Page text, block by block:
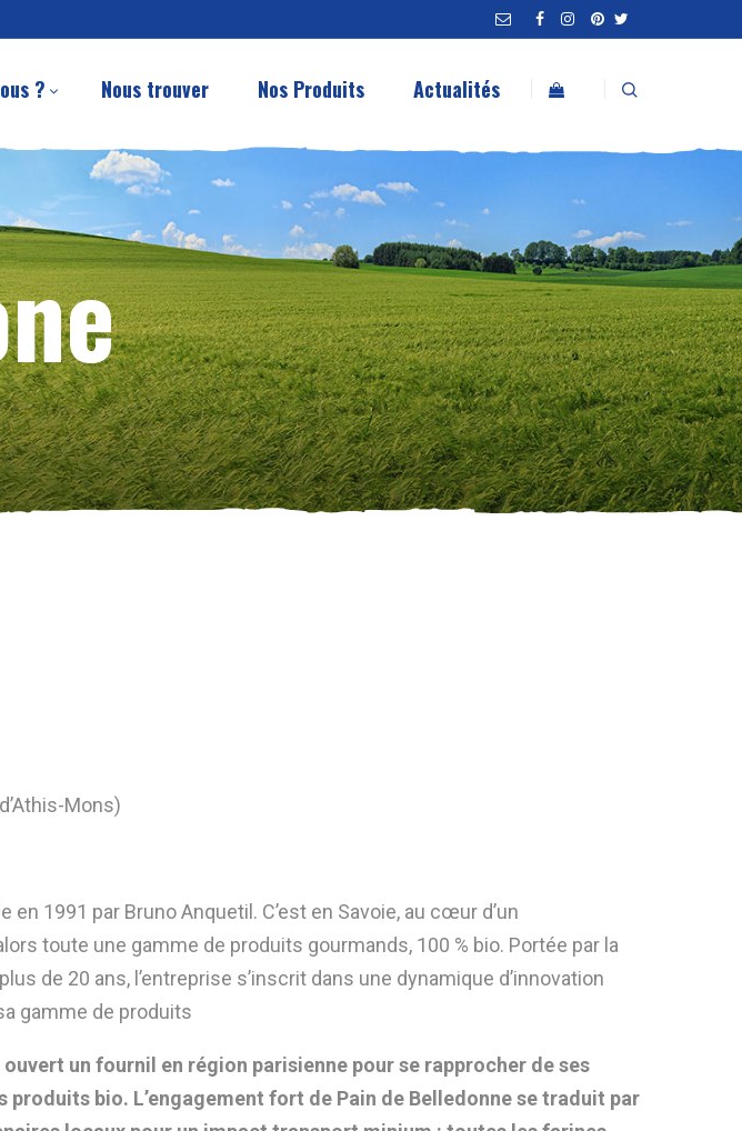
? Nous trouver Nos Produits Actualités
Mons)
1991 par Bruno Anquetil. C’est en Savoie, au cœur d’un
toute une gamme de produits gourmands, 100 % bio. Portée par la
de 20 ans, l’entreprise s’inscrit dans une dynamique d’innovation
gamme de produits
un fournil en région parisienne pour se rapprocher de ses
bio. L’engagement fort de Pain de Belledonne se traduit par